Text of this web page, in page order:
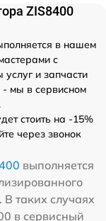
ZIS8400
в нашем
с
и запчасти
мы в сервисном
стоить на -15%
через звонок
выполняется
таких случаях
в сервисный